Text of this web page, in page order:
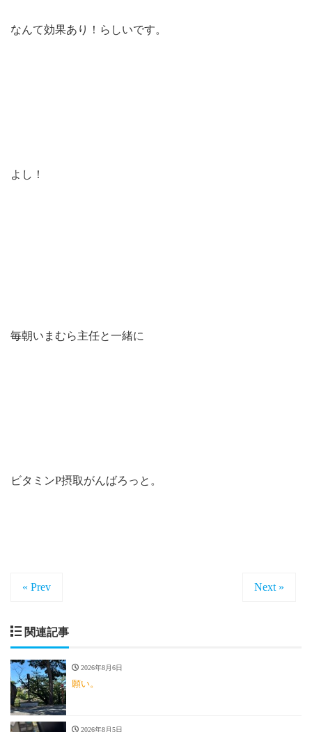
なんて効果あり！らしいです。
よし！
毎朝いまむら主任と一緒に
ビタミンP摂取がんばろっと。
« Prev Next »
関連記事
2026年8月6日
願い。
2026年8月5日